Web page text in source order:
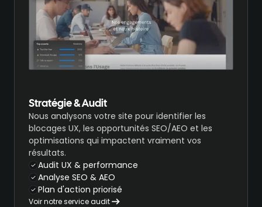
Stratégie & Audit
Nous analysons votre site pour identifier les
blocages UX, les opportunités SEO/AEO et les
optimisations qui impactent vraiment vos
résultats.
Audit UX & performance
Analyse SEO & AEO
Plan d'action priorisé
Voir notre service audit